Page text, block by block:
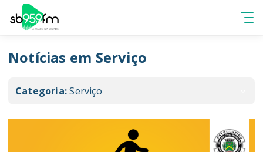
Notícias em Serviço
Categoria:Serviço